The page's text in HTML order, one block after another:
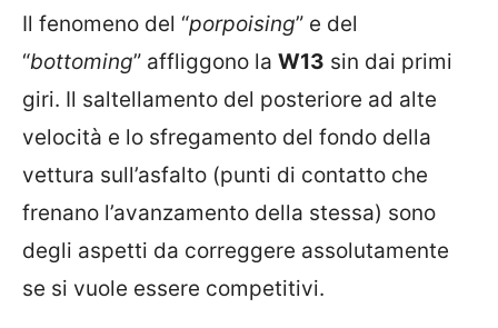
Il fenomeno del “porpoising” e del
“bottoming” affliggono la W13 sin dai primi
giri. Il saltellamento del posteriore ad alte
velocità e lo sfregamento del fondo della
vettura sull’asfalto (punti di contatto che
frenano l’avanzamento della stessa) sono
degli aspetti da correggere assolutamente
se si vuole essere competitivi.